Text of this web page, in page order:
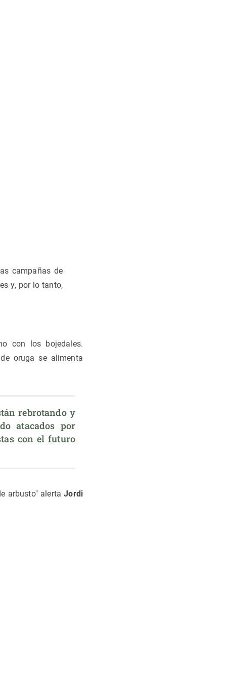
campañas de
y, por lo tanto,
con los bojedales.
oruga se alimenta
rebrotando y
atacados por
con el futuro
arbusto" alertaJordi